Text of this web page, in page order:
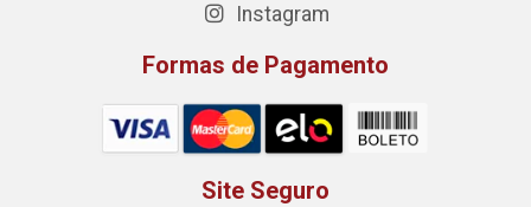
Instagram
Formas de Pagamento
Site Seguro